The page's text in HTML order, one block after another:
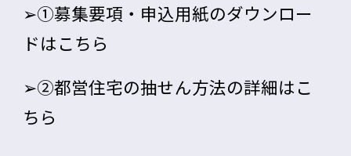
➢①募集要項・申込用紙のダウンロー
ドはこちら
➢②都営住宅の抽せん方法の詳細はこ
ちら